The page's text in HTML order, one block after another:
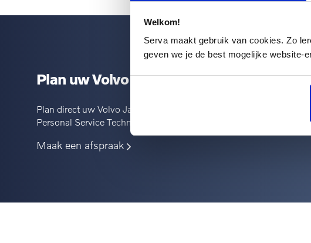
Welkom!
Serva maakt gebruik van cookies. Zo
geven we je de best mogelijke website-
Plan uw Volvo Jaarbeurt
Plan direct uw Volvo Jaarbeurt, waar en wanneer u het beste
Personal Service Technician en extra services zoals ons
Maak een afspraak